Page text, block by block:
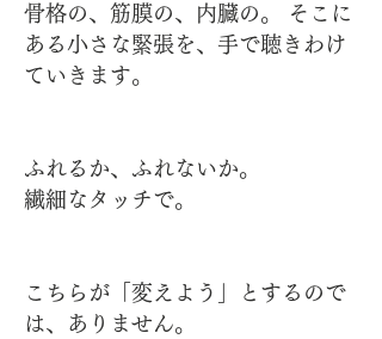
骨格の、筋膜の、内臓の。 そこに
ある小さな緊張を、手で聴きわけ
ていきます。
ふれるか、ふれないか。
繊細なタッチで。
こちらが「変えよう」とするので
は、ありません。